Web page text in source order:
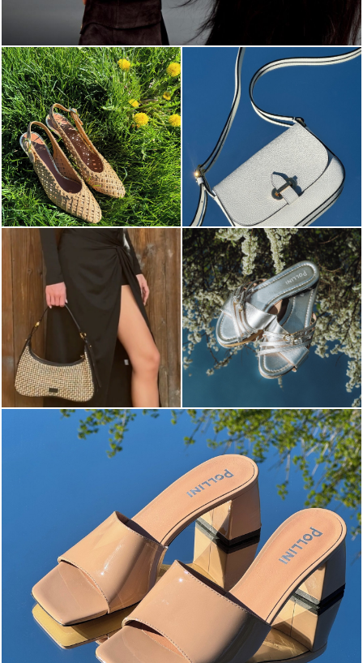
The most-wanted mules and sandals are now on sale. ...